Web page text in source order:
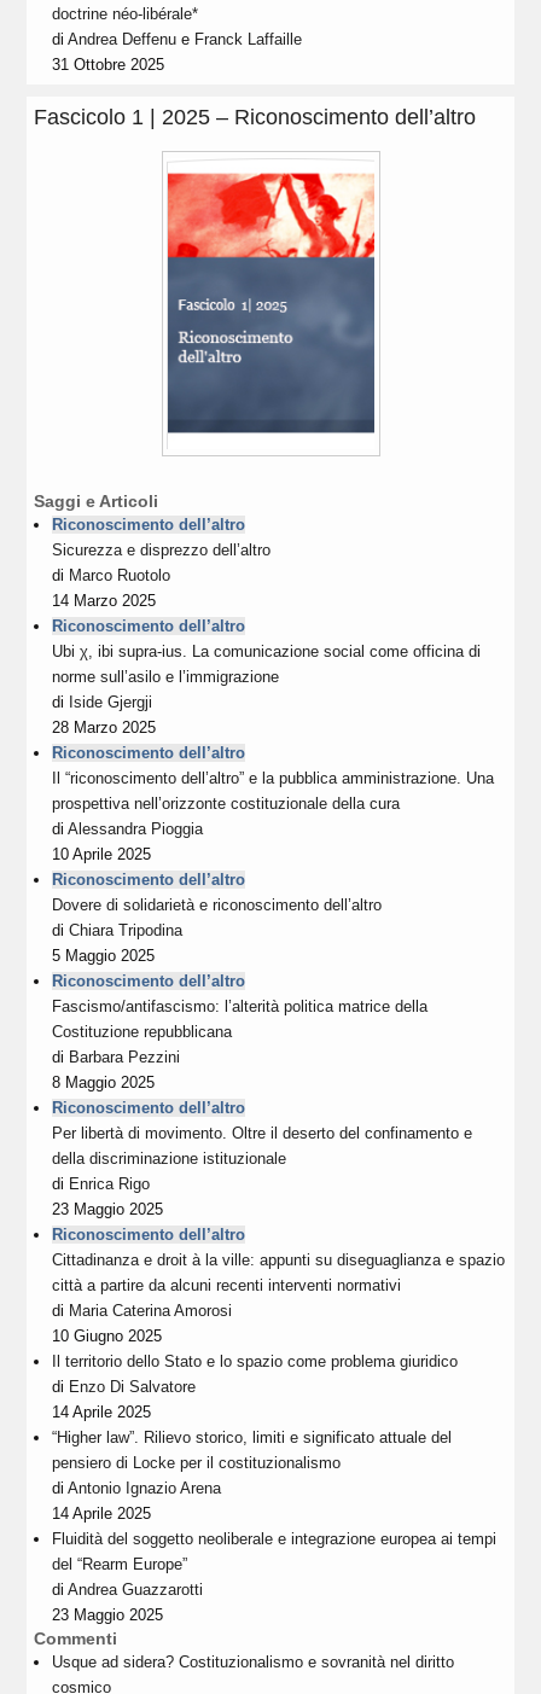
doctrine néo-libérale*
diAndrea Deffenu e Franck Laffaille
31 Ottobre 2025
Fascicolo 1 | 2025 – Riconoscimento dell’altro
Saggi e Articoli
Riconoscimento dell’altro
Sicurezza e disprezzo dell’altro
di Marco Ruotolo
14 Marzo 2025
Riconoscimento dell’altro
Ubi χ, ibi supra-ius. La comunicazione social come officina di
norme sull’asilo e l’immigrazione
di Iside Gjergji
28 Marzo 2025
Riconoscimento dell’altro
Il “riconoscimento dell’altro” e la pubblica amministrazione. Una
prospettiva nell’orizzonte costituzionale della cura
diAlessandra Pioggia
10 Aprile 2025
Riconoscimento dell’altro
Dovere di solidarietà e riconoscimento dell’altro
diChiara Tripodina
5 Maggio 2025
Riconoscimento dell’altro
Fascismo/antifascismo: l’alterità politica matrice della
Costituzione repubblicana
di Barbara Pezzini
8 Maggio 2025
Riconoscimento dell’altro
Per libertà di movimento. Oltre il deserto del confinamento e
della discriminazione istituzionale
di Enrica Rigo
23 Maggio 2025
Riconoscimento dell’altro
Cittadinanza e droit à la ville: appunti su diseguaglianza e spazio
città a partire da alcuni recenti interventi normativi
di Maria Caterina Amorosi
10 Giugno 2025
Il territorio dello Stato e lo spazio come problema giuridico
di Enzo Di Salvatore
14 Aprile 2025
“Higher law”. Rilievo storico, limiti e significato attuale del
pensiero di Locke per il costituzionalismo
diAntonio Ignazio Arena
14 Aprile 2025
Fluidità del soggetto neoliberale e integrazione europea ai tempi
del “Rearm Europe”
diAndrea Guazzarotti
23 Maggio 2025
Commenti
Usque ad sidera? Costituzionalismo e sovranità nel diritto
cosmico